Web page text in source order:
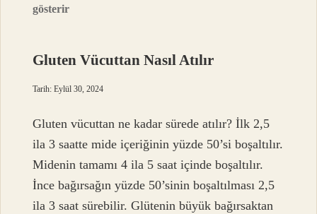
gösterir
Gluten Vücuttan Nasıl Atılır
Tarih: Eylül 30, 2024
Gluten vücuttan ne kadar sürede atılır? İlk 2,5
ila 3 saatte mide içeriğinin yüzde 50’si boşaltılır.
Midenin tamamı 4 ila 5 saat içinde boşaltılır.
İnce bağırsağın yüzde 50’sinin boşaltılması 2,5
ila 3 saat sürebilir. Glütenin büyük bağırsaktan